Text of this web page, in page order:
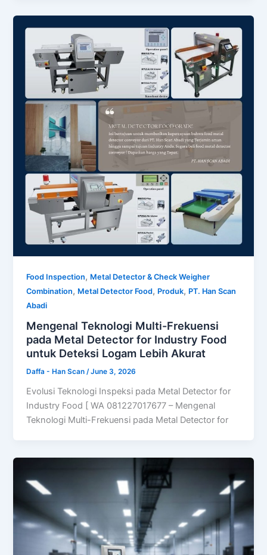
Food Inspection, Metal Detector & Check Weigher
Combination, Metal Detector Food, Produk, PT. Han Scan
Abadi
Mengenal Teknologi Multi-Frekuensi
pada Metal Detector for Industry Food
untuk Deteksi Logam Lebih Akurat
Daffa - Han Scan/June 3, 2026
Evolusi Teknologi Inspeksi pada Metal Detector for
Industry Food [ WA 081227017677 – Mengenal
Teknologi Multi-Frekuensi pada Metal Detector for